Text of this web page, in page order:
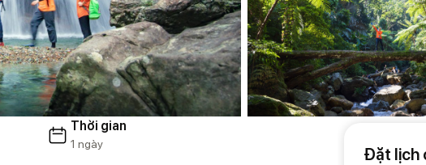
Thời gian
1 ngày
Đặt lịch